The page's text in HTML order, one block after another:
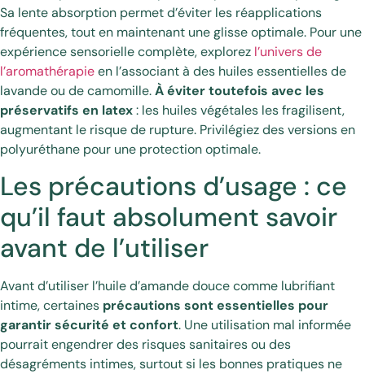
Sa lente absorption permet d’éviter les réapplications
fréquentes, tout en maintenant une glisse optimale. Pour une
expérience sensorielle complète, explorez l’univers de
l’aromathérapieen l’associant à des huiles essentielles de
lavande ou de camomille.À éviter toutefois avec les
préservatifs en latex: les huiles végétales les fragilisent,
augmentant le risque de rupture. Privilégiez des versions en
polyuréthane pour une protection optimale.
Les précautions d’usage : ce
qu’il faut absolument savoir
avant de l’utiliser
Avant d’utiliser l’huile d’amande douce comme lubrifiant
intime, certaines précautions sont essentielles pour
garantir sécurité et confort. Une utilisation mal informée
pourrait engendrer des risques sanitaires ou des
désagréments intimes, surtout si les bonnes pratiques ne